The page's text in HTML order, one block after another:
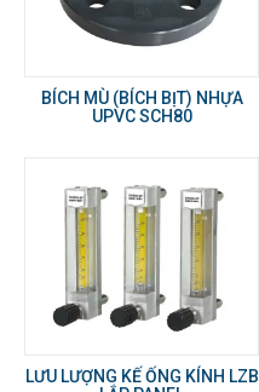
BÍCH MÙ (BÍCH BỊT) NHỰA
UPVC SCH80
LƯU LƯỢNG KẾ ỐNG KÍNH LZB